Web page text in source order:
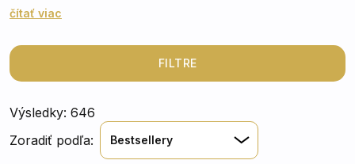
zároveň dodávajú celému interiéru ucelený, elegantný
veľkostí presne podľa vašich potrieb.
čítať viac
FILTRE
Výsledky: 646
Zoradiť podľa:
Bestsellery